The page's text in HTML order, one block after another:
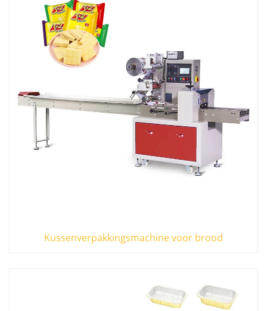
Kussenverpakkingsmachine voor brood